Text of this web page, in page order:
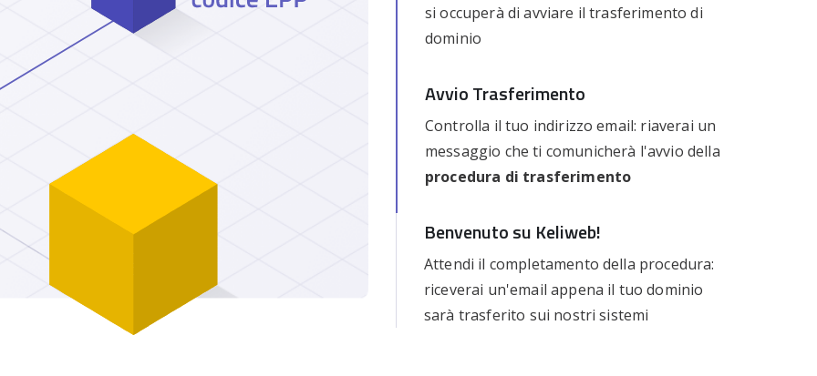
si occuperà di avviare il trasferimento di
dominio
Avvio Trasferimento
Controlla il tuo indirizzo email: riaverai un
messaggio che ti comunicherà l'avvio della
procedura di trasferimento
Benvenuto su Keliweb!
Attendi il completamento della procedura:
riceverai un'email appena il tuo dominio
sarà trasferito sui nostri sistemi